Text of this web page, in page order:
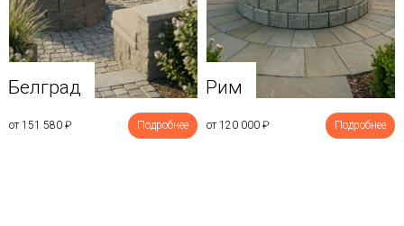
Белград
от 151 580 ₽ Подробнее
Рим
от 120 000 ₽ Подробнее